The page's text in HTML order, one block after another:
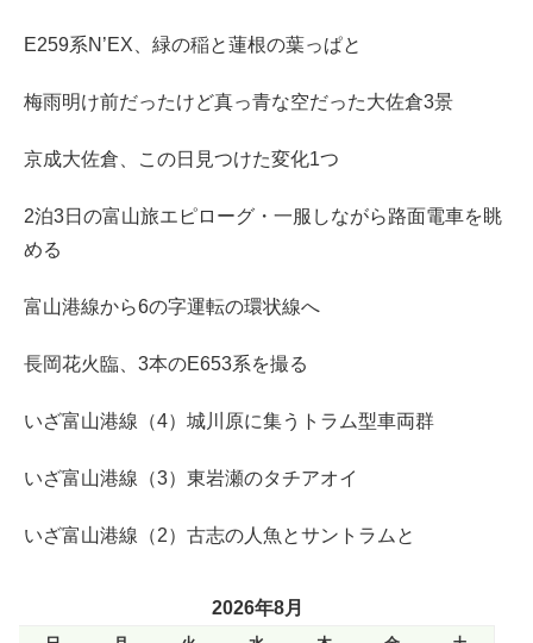
E259系N’EX、緑の稲と蓮根の葉っぱと
梅雨明け前だったけど真っ青な空だった大佐倉3景
京成大佐倉、この日見つけた変化1つ
2泊3日の富山旅エピローグ・一服しながら路面電車を眺
める
富山港線から6の字運転の環状線へ
長岡花火臨、3本のE653系を撮る
いざ富山港線（4）城川原に集うトラム型車両群
いざ富山港線（3）東岩瀬のタチアオイ
いざ富山港線（2）古志の人魚とサントラムと
2026年8月